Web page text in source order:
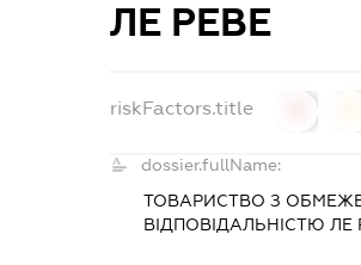
ЛЕ РЕВЕ
riskFactors.title
dossier.fullName:
ТОВАРИСТВО З
ВІДПОВІДАЛЬНІСТЮ ЛЕ